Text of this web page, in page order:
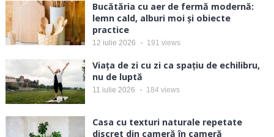
Bucătăria cu aer de fermă modernă:
lemn cald, alburi moi și obiecte
practice
12 iulie 2026 191 views
Viața de zi cu zi ca spațiu de echilibru,
nu de luptă
11 iulie 2026 184 views
Casa cu texturi naturale repetate
discret din cameră în cameră